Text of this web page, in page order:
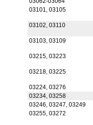
03101, 03105
03102, 03110
03103, 03109
03215, 03223
03218, 03225
03224, 03276
03234, 03258
03246, 03247, 03249
03255, 03272